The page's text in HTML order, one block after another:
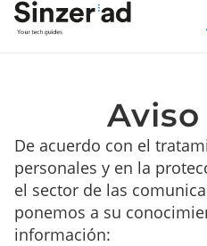
De acuerdo con el
personales y en la
el sector de las
ponemos a su
información: